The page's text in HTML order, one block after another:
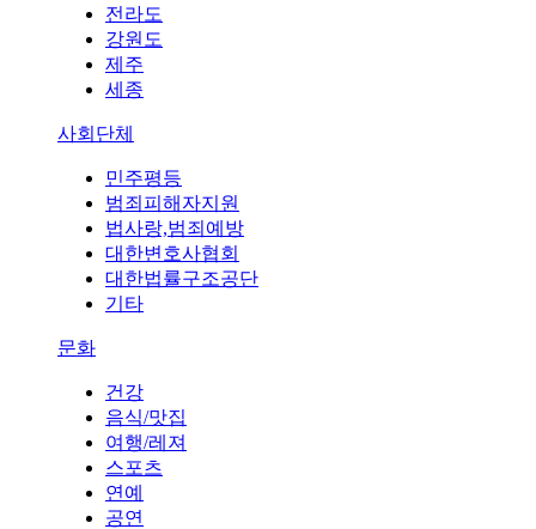
전라도
강원도
제주
세종
사회단체
민주평등
범죄피해자지원
법사랑,범죄예방
대한변호사협회
대한법률구조공단
기타
문화
건강
음식/맛집
여행/레져
스포츠
연예
공연